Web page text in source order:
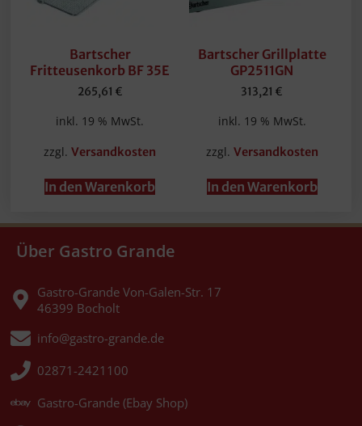
Bartscher
Fritteusenkorb BF 35E
265,61 €
inkl. 19 % MwSt.
zzgl.Versandkosten
In den Warenkorb
Bartscher Grillplatte
GP2511GN
313,21 €
inkl. 19 % MwSt.
zzgl. Versandkosten
In den Warenkorb
Über Gastro Grande
Gastro-Grande Von-Galen-Str. 17
46399 Bocholt
info@gastro-grande.de
02871-2421100
Gastro-Grande (Ebay Shop)